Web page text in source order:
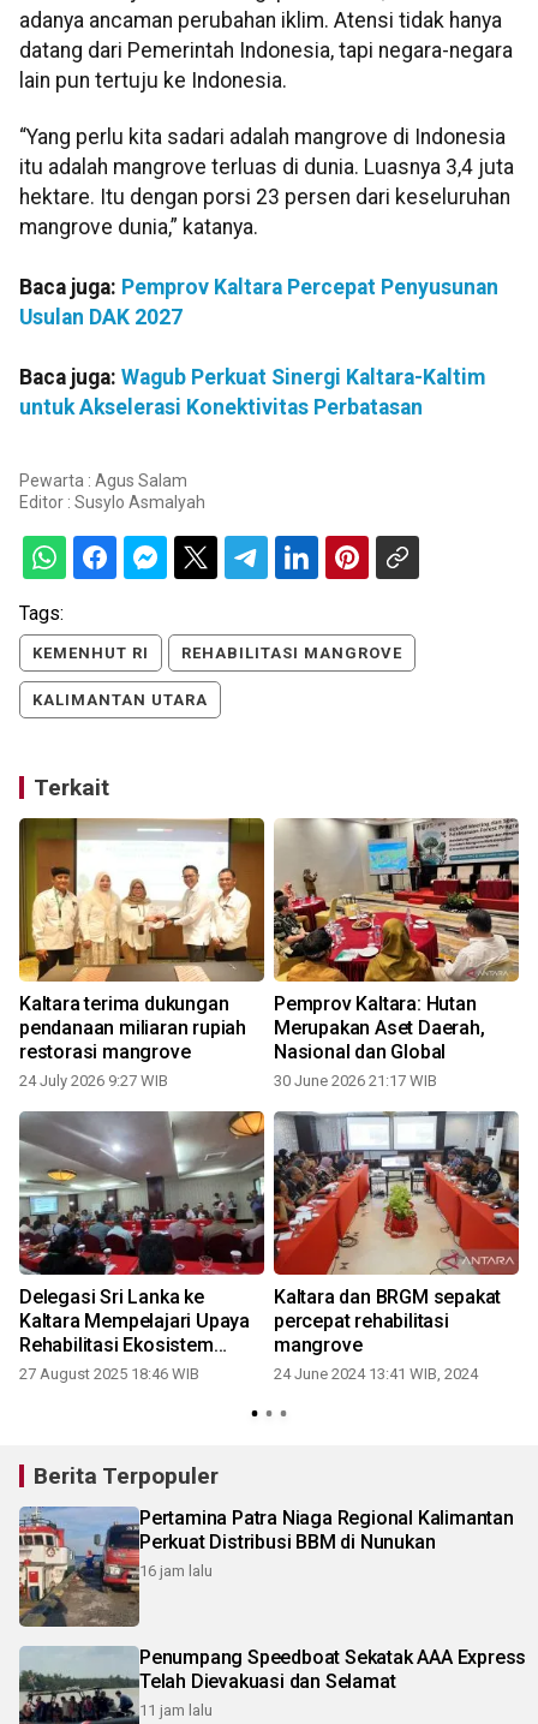
adanya ancaman perubahan iklim. Atensi tidak hanya
datang dari Pemerintah Indonesia, tapi negara-negara
lain pun tertuju ke Indonesia.
“Yang perlu kita sadari adalah mangrove di Indonesia
itu adalah mangrove terluas di dunia. Luasnya 3,4 juta
hektare. Itu dengan porsi 23 persen dari keseluruhan
mangrove dunia,” katanya.
Baca juga: Pemprov Kaltara Percepat Penyusunan
Usulan DAK 2027
Baca juga: Wagub Perkuat Sinergi Kaltara-Kaltim
untuk Akselerasi Konektivitas Perbatasan
Pewarta : Agus Salam
Editor : Susylo Asmalyah
Tags:
KEMENHUT RI REHABILITASI MANGROVE
KALIMANTAN UTARA
Terkait
Kaltara terima dukungan
pendanaan miliaran rupiah
restorasi mangrove
24 July 2026 9:27 WIB
Pemprov Kaltara: Hutan
Merupakan Aset Daerah,
Nasional dan Global
30 June 2026 21:17 WIB
Delegasi Sri Lanka ke
Kaltara Mempelajari Upaya
Rehabilitasi Ekosistem
Mangrove
27 August 2025 18:46 WIB
Kaltara dan BRGM sepakat
percepat rehabilitasi
mangrove
24 June 2024 13:41 WIB, 2024
Berita Terpopuler
Pertamina Patra Niaga Regional Kalimantan
Perkuat Distribusi BBM di Nunukan
16 jam lalu
Penumpang Speedboat Sekatak AAA Express
Telah Dievakuasi dan Selamat
11 jam lalu